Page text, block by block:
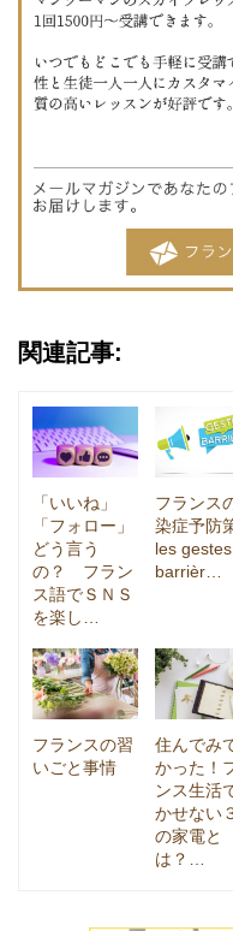
関連記事:
「いいね」
「フォロー」
どう言う
の？ フラン
ス語でＳＮＳ
を楽し…
フランス
染症予防
les gestes
barrièr…
フランスの習
いごと事情
住んでみ
かった！
ンス生活
かせない
の家電と
は？…